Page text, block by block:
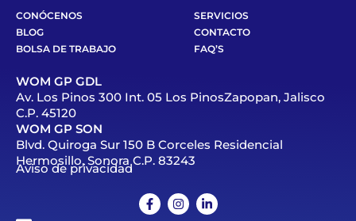
CONÓCENOS
SERVICIOS
BLOG
CONTACTO
BOLSA DE TRABAJO
FAQ’S
WOM GP GDL
Av. Los Pinos 300 Int. 05 Los PinosZapopan, Jalisco
C.P. 45120
WOM GP SON
Blvd. Quiroga Sur 150 B Corceles Residencial
Hermosillo, Sonora C.P. 83243
Aviso de privacidad